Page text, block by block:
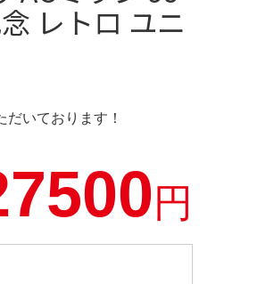
レトロ ユニ
いております！
円